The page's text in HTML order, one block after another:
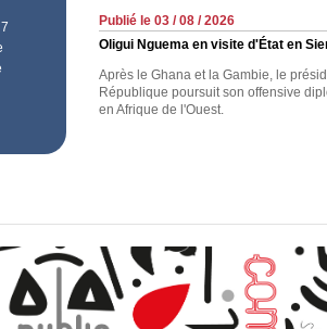
Publié le 03 / 08 / 2026
Oligui Nguema en visite d'État en
Après le Ghana et la Gambie, le
République poursuit son offensive
en Afrique de l'Ouest.
la régie